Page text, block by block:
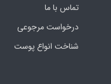
تماس با ما
درخواست مرجوعی
شناخت انواع پوست